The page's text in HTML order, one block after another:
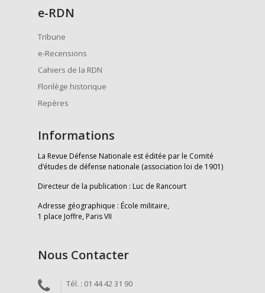
e-RDN
Tribune
e-Recensions
Cahiers de la RDN
Florilège historique
Repères
Informations
La Revue Défense Nationale est éditée par le Comité
d’études de défense nationale (association loi de 1901)
Directeur de la publication : Luc de Rancourt
Adresse géographique : École militaire,
1 place Joffre, Paris VII
Nous Contacter
Tél. : 01 44 42 31 90